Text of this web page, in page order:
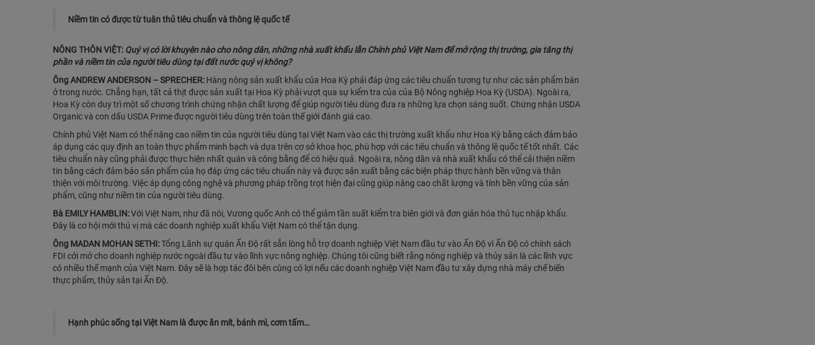
Niềm tin có được từ tuân thủ tiêu chuẩn và thông lệ quốc tế
NÔNG THÔN VIỆT: Quý vị có lời khuyên nào cho nông dân, những nhà xuất khẩu lẫn Chính phủ Việt Nam để mở rộng thị trường, gia tăng thị
phần và niềm tin của người tiêu dùng tại đất nước quý vị không?
Ông ANDREW ANDERSON – SPRECHER: Hàng nông sản xuất khẩu của Hoa Kỳ phải đáp ứng các tiêu chuẩn tương tự như các sản phẩm bán
ở trong nước. Chẳng hạn, tất cả thịt được sản xuất tại Hoa Kỳ phải vượt qua sự kiểm tra của của Bộ Nông nghiệp Hoa Kỳ (USDA). Ngoài ra,
Hoa Kỳ còn duy trì một số chương trình chứng nhận chất lượng để giúp người tiêu dùng đưa ra những lựa chọn sáng suốt. Chứng nhận USDA
Organic và con dấu USDA Prime được người tiêu dùng trên toàn thế giới đánh giá cao.
Chính phủ Việt Nam có thể nâng cao niềm tin của người tiêu dùng tại Việt Nam vào các thị trường xuất khẩu như Hoa Kỳ bằng cách đảm bảo
áp dụng các quy định an toàn thực phẩm minh bạch và dựa trên cơ sở khoa học, phù hợp với các tiêu chuẩn và thông lệ quốc tế tốt nhất. Các
tiêu chuẩn này cũng phải được thực hiện nhất quán và công bằng để có hiệu quả. Ngoài ra, nông dân và nhà xuất khẩu có thể cải thiện niềm
tin bằng cách đảm bảo sản phẩm của họ đáp ứng các tiêu chuẩn này và được sản xuất bằng các biện pháp thực hành bền vững và thân
thiện với môi trường. Việc áp dụng công nghệ và phương pháp trồng trọt hiện đại cũng giúp nâng cao chất lượng và tính bền vững của sản
phẩm, cũng như niềm tin của người tiêu dùng.
Bà EMILY HAMBLIN:Với Việt Nam, như đã nói, Vương quốc Anh có thể giảm tần suất kiểm tra biên giới và đơn giản hóa thủ tục nhập khẩu.
Đây là cơ hội mới thú vị mà các doanh nghiệp xuất khẩu Việt Nam có thể tận dụng.
Ông MADAN MOHAN SETHI:Tổng Lãnh sự quán Ấn Độ rất sẵn lòng hỗ trợ doanh nghiệp Việt Nam đầu tư vào Ấn Độ vì Ấn Độ có chính sách
FDI cởi mở cho doanh nghiệp nước ngoài đầu tư vào lĩnh vực nông nghiệp. Chúng tôi cũng biết rằng nông nghiệp và thủy sản là các lĩnh vực
có nhiều thế mạnh của Việt Nam. Đây sẽ là hợp tác đôi bên cùng có lợi nếu các doanh nghiệp Việt Nam đầu tư xây dựng nhà máy chế biến
thực phẩm, thủy sản tại Ấn Độ.
Hạnh phúc sống tại Việt Nam là được ăn mít, bánh mì, cơm tấm…